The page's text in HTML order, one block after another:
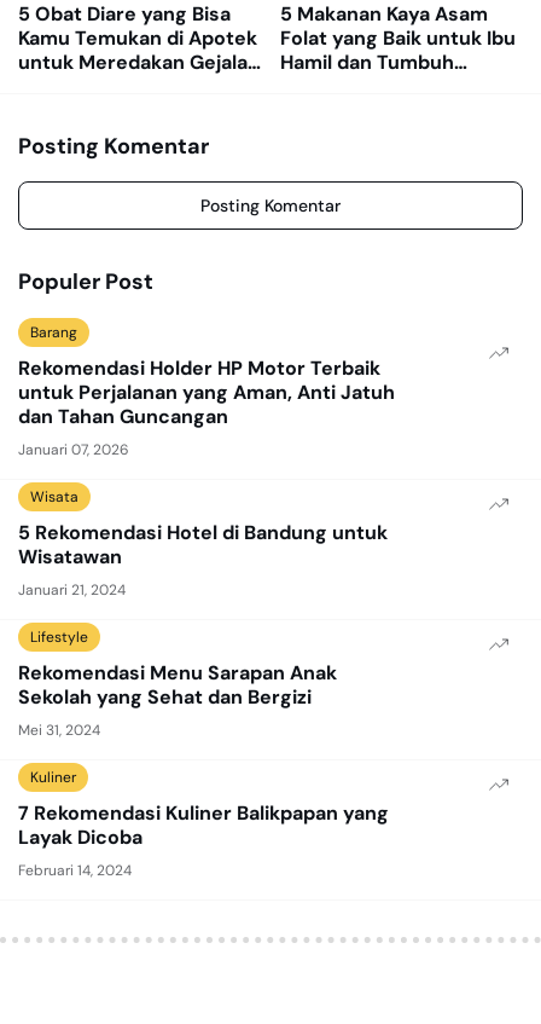
5 Obat Diare yang Bisa
Kamu Temukan di Apotek
untuk Meredakan Gejala
5 Makanan Kaya Asam
Folat yang Baik untuk Ibu
Hamil dan Tumbuh
Posting Komentar
Posting Komentar
Populer Post
Barang
Rekomendasi Holder HP Motor Terbaik
untuk Perjalanan yang Aman, Anti Jatuh
dan Tahan Guncangan
Januari 07, 2026
Wisata
5 Rekomendasi Hotel di Bandung untuk
Wisatawan
Januari 21, 2024
Lifestyle
Rekomendasi Menu Sarapan Anak
Sekolah yang Sehat dan Bergizi
Mei 31, 2024
Kuliner
7 Rekomendasi Kuliner Balikpapan yang
Layak Dicoba
Februari 14, 2024